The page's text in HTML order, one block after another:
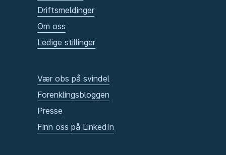
Driftsmeldinger
Om oss
Ledige stillinger
Vær obs på svindel
Forenklingsbloggen
Presse
Finn oss på LinkedIn